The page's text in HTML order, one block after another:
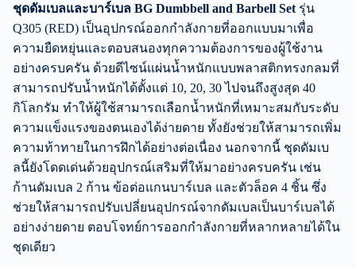
ชุดดัมเบลและบาร์เบล BG Dumbbell and Barbell Set รุ่น
Q305 (RED) เป็นอุปกรณ์ออกกำลังกายที่ออกแบบมาเพื่อ
ความยืดหยุ่นและตอบสนองทุกความต้องการของผู้ใช้งาน
อย่างครบครัน ด้วยดีไซน์แผ่นน้ำหนักแบบพลาสติกทรงกลมที่
สามารถปรับน้ำหนักได้ตั้งแต่ 10, 20, 30 ไปจนถึงสูงสุด 40
กิโลกรัม ทำให้ผู้ใช้สามารถเลือกน้ำหนักที่เหมาะสมกับระดับ
ความแข็งแรงของตนเองได้ง่ายดาย ทั้งยังช่วยให้สามารถเพิ่ม
ความท้าทายในการฝึกได้อย่างต่อเนื่อง นอกจากนี้ ชุดดัมเบ
ลนี้ยังโดดเด่นด้วยอุปกรณ์เสริมที่ให้มาอย่างครบครัน เช่น
ก้านดัมเบล 2 ก้าน ข้อต่อแกนบาร์เบล และตัวล็อค 4 ชิ้น ซึ่ง
ช่วยให้สามารถปรับเปลี่ยนอุปกรณ์จากดัมเบลเป็นบาร์เบลได้
อย่างง่ายดาย ตอบโจทย์การออกกำลังกายที่หลากหลายได้ใน
ชุดเดียว